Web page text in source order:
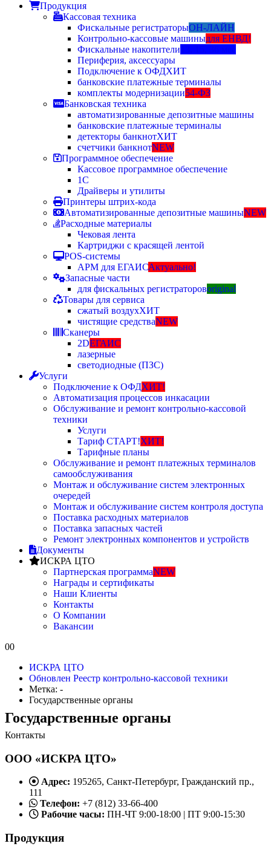
Продукция
Кассовая техника
Фискальные регистраторыОН-ЛАЙН
Контрольно-кассовые машиныдля ЕНВД!
Фискальные накопители
Периферия, аксессуары
Подключение к ОФДХИТ
банковские платежные терминалы
комплекты модернизации54-ФЗ
Банковская техника
автоматизированные депозитные машины
банковские платежные терминалы
детекторы банкнотХИТ
счетчики банкнотNEW
Программное обеспечение
Кассовое программное обеспечение
1С
Драйверы и утилиты
Принтеры штрих-кода
Автоматизированные депозитные машиныNEW
Расходные материалы
Чековая лента
Картриджи с красящей лентой
POS-системы
АРМ для ЕГАИСАктуально!
Запасные части
для фискальных регистраторовoriginal
Товары для сервиса
сжатый воздухХИТ
чистящие средстваNEW
Сканеры
2DЕГАИС
лазерные
светодиодные (ПЗС)
Услуги
Подключение к ОФДХИТ!
Автоматизация процессов инкасации
Обслуживание и ремонт контрольно-кассовой
техники
Услуги
Тариф СТАРТ!ХИТ!
Тарифные планы
Обслуживание и ремонт платежных терминалов
самообслуживания
Монтаж и обслуживание систем электронных
очередей
Монтаж и обслуживание систем контроля доступа
Поставка расходных материалов
Поставка запасных частей
Ремонт электронных компонентов и устройств
Документы
ИСКРА ЦТО
Партнерская программаNEW
Награды и сертификаты
Наши Клиенты
Контакты
О Компании
Вакансии
00
ИСКРА ЦТО
Обновлен Реестр контрольно-кассовой техники
Метка: -
Государственные органы
Государственные органы
Контакты
ООО «ИСКРА ЦТО»
Адрес: 195265, Санкт-Петербург, Гражданский пр.,
111
Телефон: +7 (812) 33-66-400
Рабочие часы: ПН-ЧТ 9:00-18:00 | ПТ 9:00-15:30
Продукция